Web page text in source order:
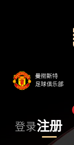
登录注册